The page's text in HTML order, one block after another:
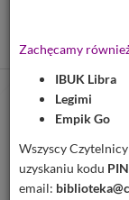
Szczegóły
Zachęcamy
IBUK Libra
Legimi
Empik Go
Wszyscy
uzyskaniu kodu PIN
email: